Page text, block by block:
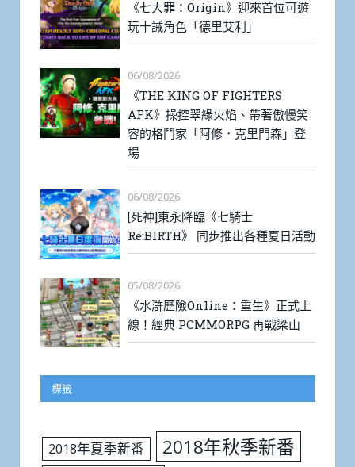
《七大罪：Origin》迎來首位可遊
玩十誡角色「德里艾利」
06/08/2026
《THE KING OF FIGHTERS
AFK》操控翠綠火焰、帶著傲慢笑
容的格鬥家「阿修．克里門森」登
場
06/08/2026
[死神]東永降臨《七騎士
Re:BIRTH》 同步推出各種夏日活動
05/08/2026
《水滸歷險Online：重生》正式上
線！經典 PCMMORPG 再戰梁山
標籤
2018年夏季新番 2018年秋季新番